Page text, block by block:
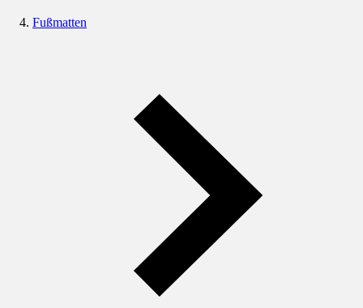
Fußmatten